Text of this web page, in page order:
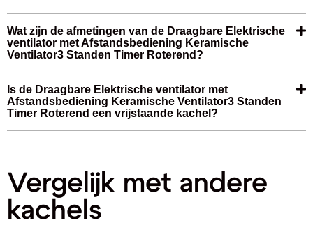
Wat zijn de afmetingen van de Draagbare Elektrische
ventilator met Afstandsbediening Keramische
Ventilator3 Standen Timer Roterend?
Is de Draagbare Elektrische ventilator met
Afstandsbediening Keramische Ventilator3 Standen
Timer Roterend een vrijstaande kachel?
Vergelijk met andere
kachels